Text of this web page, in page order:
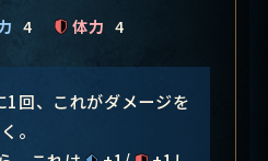
4 体力 4
1回、これがダメージを
。